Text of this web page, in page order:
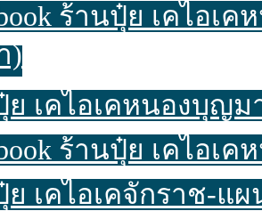
ร้านปุ๋ย เคไอ
)
ย เคไอเคหนองบุญ
ร้านปุ๋ย เคไอ
ย เคไอเคจักราช-แ